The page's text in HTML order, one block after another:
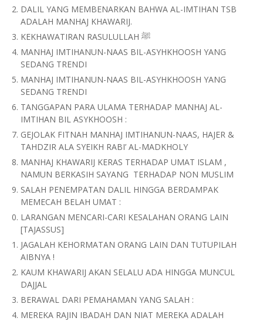
DALIL YANG MEMBENARKAN BAHWA AL-IMTIHAN TSB
ADALAH MANHAJ KHAWARIJ.
KEKHAWATIRAN RASULULLAH ﷺ
MANHAJ IMTIHANUN-NAAS BIL-ASYHKHOOSH YANG
SEDANG TRENDI
MANHAJ IMTIHANUN-NAAS BIL-ASYHKHOOSH YANG
SEDANG TRENDI
TANGGAPAN PARA ULAMA TERHADAP MANHAJ AL-
IMTIHAN BIL ASYKHOOSH :
GEJOLAK FITNAH MANHAJ IMTIHANUN-NAAS, HAJER &
TAHDZIR ALA SYEIKH RABI’ AL-MADKHOLY
MANHAJ KHAWARIJ KERAS TERHADAP UMAT ISLAM ,
NAMUN BERKASIH SAYANG TERHADAP NON MUSLIM
SALAH PENEMPATAN DALIL HINGGA BERDAMPAK
MEMECAH BELAH UMAT :
LARANGAN MENCARI-CARI KESALAHAN ORANG LAIN
[TAJASSUS]
JAGALAH KEHORMATAN ORANG LAIN DAN TUTUPILAH
AIBNYA !
KAUM KHAWARIJ AKAN SELALU ADA HINGGA MUNCUL
DAJJAL
BERAWAL DARI PEMAHAMAN YANG SALAH :
MEREKA RAJIN IBADAH DAN NIAT MEREKA ADALAH